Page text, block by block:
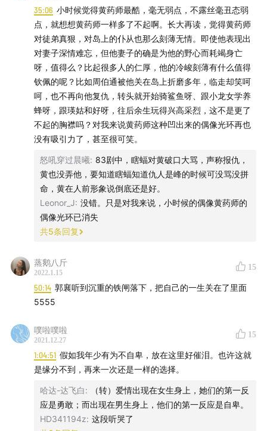
35:06 小时候觉得黄药师最酷，毫无弱点，不露丝毫丑态弱
点，就想想黄药师一样多了不起啊。长大再读，觉得黄药师
对徒弟真狠，对岛上的仆从也那么刻薄无情。即使他表现出
对妻子深情难忘，但他妻子的确是为他的野心而耗竭身亡
呀，值得么？比起很多人的仁厚，他的冷峻刻薄有什么值得
钦佩的呢？比如周伯通被他关在岛上折磨多年，临走却笑呵
呵，也不再向他复仇，转头就开始骑鲨鱼呀、跟小龙女学养
蜂呀，跟瑛姑和好呀，往后余生玩得兴高采烈，这不是更了
不起的胸襟吗？对我来说黄药师这种凹出来的偶像光环再也
没有吸引力了，甚至很可笑。
怒吼穿过晨曦: 83剧中，瞎蝠对黄破口大骂，声称报仇，
黄也没弄他，要知道瞎蝠知道仇人是峰的时候可没骂没拼
命，黄在人前形象说倒底还是好。
Leonor_J: 没错。只是对我来说，小时候的偶像黄药师的
偶像光环已消失
共5条回复
蒸鹅八斤
2022.1.15
15
50:14 郭襄听到沉重的铁闸落下，把自己的一生关在了里面
5555
噗啦噗啦
2021.12.27
15
1:04:51 假如我年少有为不自卑，放在这里好催泪。也许这就
是缘分不到，再来一次还是一样的选择。
哈达-达飞白:
（转）爱情出现在女生身上，她们的第一反
应是勇敢；而出现在男生身上，他们的第一反应是自卑。
HD341194z: 这段听哭了